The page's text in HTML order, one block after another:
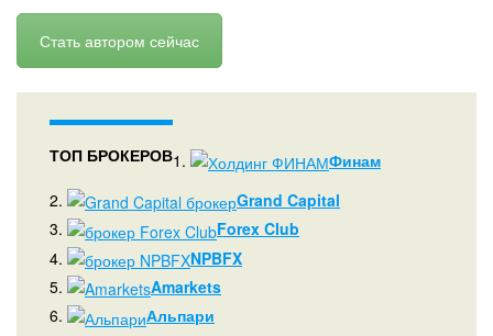
Стать автором сейчас
ТОП БРОКЕРОВ1.
Финам
2.
Grand Capital
3.
Forex Club
4.
NPBFX
5.
Amarkets
6.
Альпари